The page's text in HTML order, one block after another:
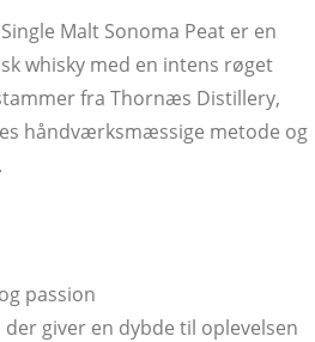
Malt Sonoma Peat er en
whisky med en intens røget
fra Thornæs Distillery,
håndværksmæssige metode og
passion
giver en dybde til oplevelsen